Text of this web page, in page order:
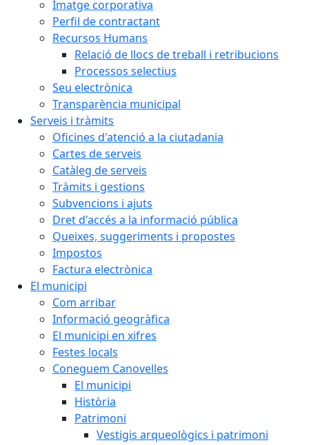
Imatge corporativa
Perfil de contractant
Recursos Humans
Relació de llocs de treball i retribucions
Processos selectius
Seu electrònica
Transparència municipal
Serveis i tràmits
Oficines d'atenció a la ciutadania
Cartes de serveis
Catàleg de serveis
Tràmits i gestions
Subvencions i ajuts
Dret d'accés a la informació pública
Queixes, suggeriments i propostes
Impostos
Factura electrònica
El municipi
Com arribar
Informació geogràfica
El municipi en xifres
Festes locals
Coneguem Canovelles
El municipi
Història
Patrimoni
Vestigis arqueològics i patrimoni